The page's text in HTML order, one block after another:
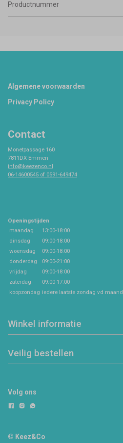
Productnummer
Footer
Algemene voorwaarden
Privacy Policy
Contact
Monetpassage 160
7811DX Emmen
info@keezenco.nl
06-14600545 of 0591-649474
Openingstijden
maandag
13:00-18:00
dinsdag
09:00-18:00
woensdag
09:00-18:00
donderdag
09:00-21:00
vrijdag
09:00-18:00
zaterdag
09:00-17:00
koopzondag iedere laatste zondag vd maand
Winkel informatie
Veilig bestellen
Volg ons
© Keez&Co